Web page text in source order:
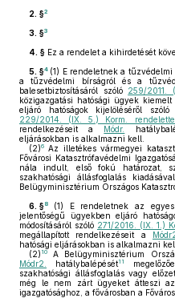
2. §2
3. §3
4. § Ez a rendelet a kihirdetését
5. §4 (1) E rendeletnek a tűzvédelmi
a tűzvédelmi bírságról és a
balesetbiztosításáról szóló 259/2011.
közigazgatási hatósági ügyek
eljáró hatóságok kijelöléséről szóló
229/2014. (IX. 5.) Korm.
rendelkezéseit a Módr.
eljárásokban is alkalmazni kell.
(2)6 Az illetékes vármegyei
Fővárosi Katasztrófavédelmi
nála indult, első fokú határozat,
szakhatósági állásfoglalás
Belügyminisztérium Országos
6. §8 (1) E rendeletnek az egyes
jelentőségű ügyekben eljáró
módosításáról szóló 271/2016. (IX. 1.)
megállapított rendelkezéseit a
hatósági eljárásokban is alkalmazni
(2) 10
A Belügyminisztérium
Módr2.
hatálybalépését11
szakhatósági állásfoglalás vagy
még le nem zárt ügyeket átteszi
igazgatósághoz, a fővárosban a